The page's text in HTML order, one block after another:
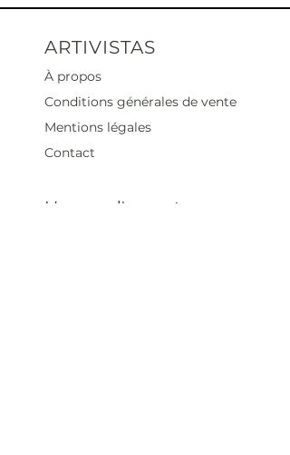
ARTIVISTAS
À propos
Conditions générales de vente
Mentions légales
Contact
Heures d'ouverture